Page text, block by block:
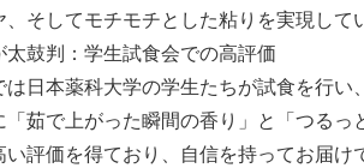
、そしてモチモチとした粘りを実現して
太鼓判：学生試食会での高評価
は日本薬科大学の学生たちが試食を行い
「茹で上がった瞬間の香り」と「つる
い評価を得ており、自信を持ってお届け